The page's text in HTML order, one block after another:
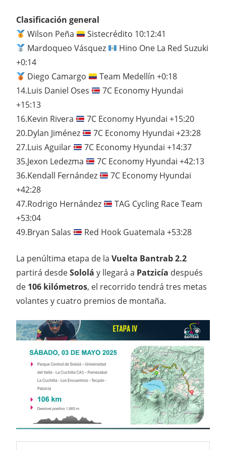
Clasificación general
Wilson Peña
Sistecrédito 10:12:41
Mardoqueo Vásquez
Hino One La Red Suzuki
+0:14
Diego Camargo
Team Medellín +0:18
14.Luis Daniel Oses
7C Economy Hyundai
+15:13
16.Kevin Rivera
7C Economy Hyundai +15:20
20.Dylan Jiménez
7C Economy Hyundai +23:28
27.Luis Aguilar
7C Economy Hyundai +14:37
35.Jexon Ledezma
7C Economy Hyundai +42:13
36.Kendall Fernández
7C Economy Hyundai
+42:28
47.Rodrigo Hernández
TAG Cycling Race Team
+53:04
49.Bryan Salas
Red Hook Guatemala +53:28
La penúltima etapa de la Vuelta Bantrab 2.2
partirá desdeSololá y llegará a Patzicía después
de 106 kilómetros, el recorrido tendrá tres metas
volantes y cuatro premios de montaña.